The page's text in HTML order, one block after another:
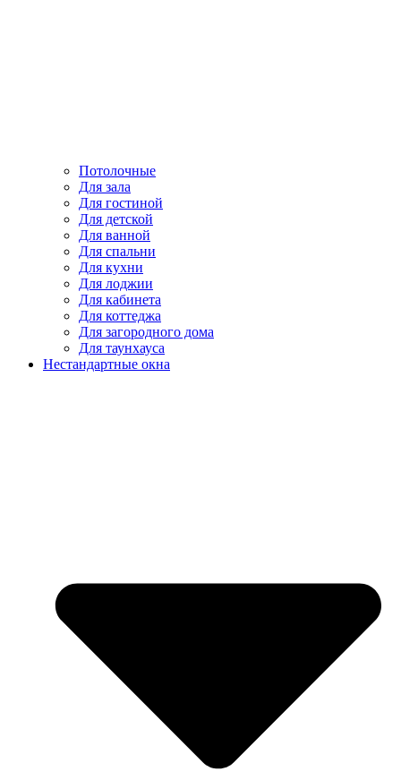
Потолочные
Для зала
Для гостиной
Для детской
Для ванной
Для спальни
Для кухни
Для лоджии
Для кабинета
Для коттеджа
Для загородного дома
Для таунхауса
Нестандартные окна